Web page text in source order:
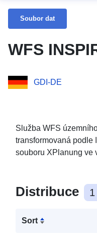
Soubor dat
WFS
GDI-DE
Služba WFS
transformovaná podle
souboru XPlanung ve
Distribuce 1
Sort